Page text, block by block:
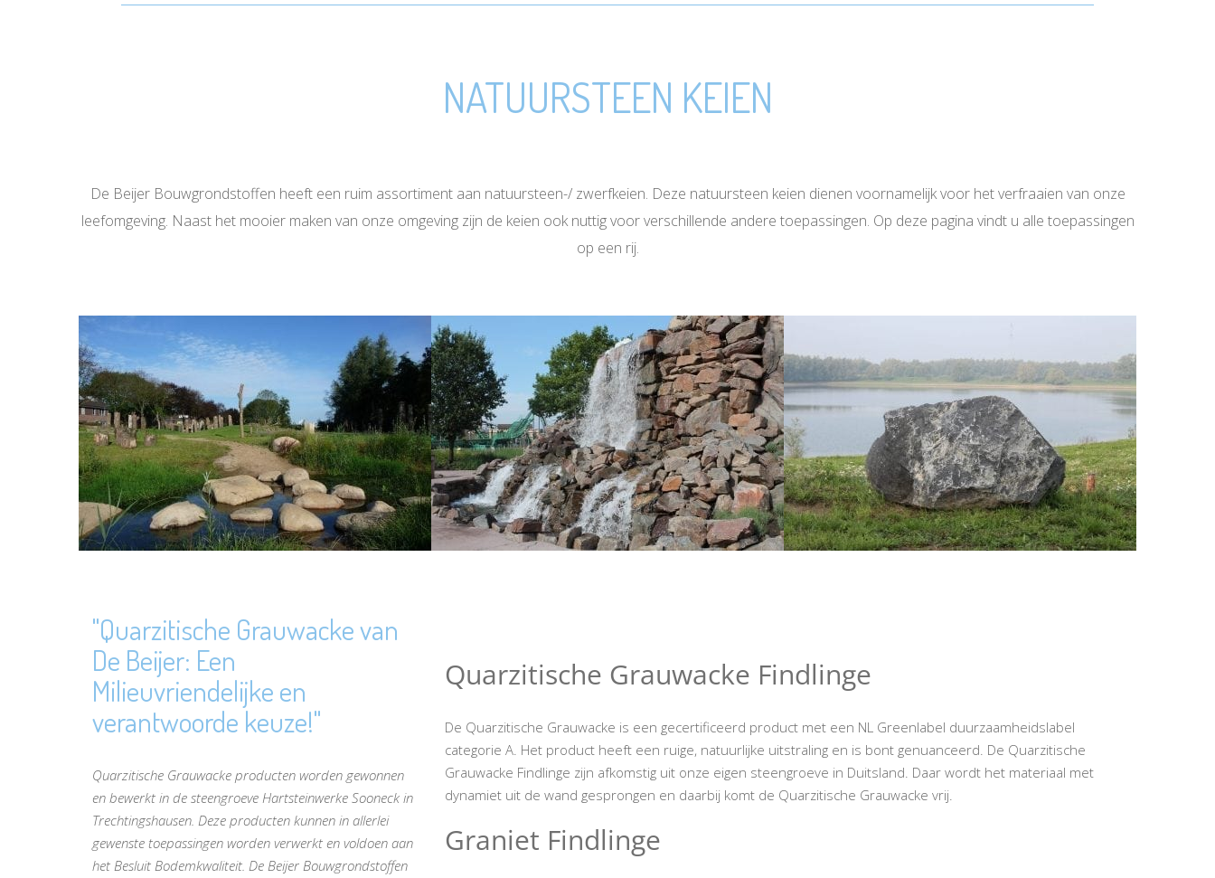
NATUURSTEEN KEIEN
De Beijer Bouwgrondstoffen heeft een ruim assortiment aan natuursteen-/ zwerfkeien. Deze natuursteen keien dienen voornamelijk voor het verfraaien van onze
leefomgeving. Naast het mooier maken van onze omgeving zijn de keien ook nuttig voor verschillende andere toepassingen. Op deze pagina vindt u alle toepassingen
op een rij.
"Quarzitische Grauwacke van
De Beijer: Een
Milieuvriendelijke en
verantwoorde keuze!"
Quarzitische Grauwacke producten worden gewonnen
en bewerkt in de steengroeve Hartsteinwerke Sooneck in
Trechtingshausen. Deze producten kunnen in allerlei
gewenste toepassingen worden verwerkt en voldoen aan
het Besluit Bodemkwaliteit. De Beijer Bouwgrondstoffen
Quarzitische Grauwacke Findlinge
De Quarzitische Grauwacke is een gecertificeerd product met een NL Greenlabel duurzaamheidslabel
categorie A. Het product heeft een ruige, natuurlijke uitstraling en is bont genuanceerd. De Quarzitische
Grauwacke Findlinge zijn afkomstig uit onze eigen steengroeve in Duitsland. Daar wordt het materiaal met
dynamiet uit de wand gesprongen en daarbij komt de Quarzitische Grauwacke vrij.
Graniet Findlinge